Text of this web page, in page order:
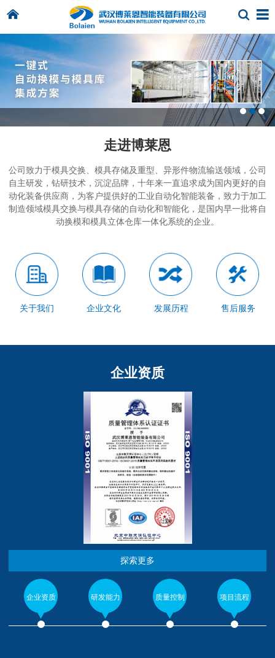
走进博莱恩
公司致力于模具交换、模具存储及重型、异形件物流输送领域，公司
自主研发，钻研技术，沉淀品牌，十年来一直追求成为国内更好的自
动化装备供应商，为客户提供好的工业自动化智能装备，致力于加工
制造领域模具交换与模具存储的自动化和智能化，是国内早一批将自
动换模和模具立体仓库一体化系统的企业。
关于我们 企业文化 发展历程 售后服务
企业资质
探索更多
企业资质 研发能力 质量控制 项目流程